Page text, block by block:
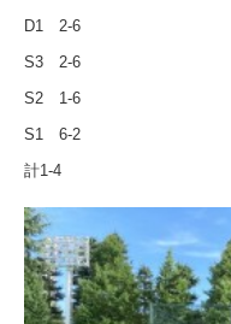
D1
2-6
S3
2-6
S2
1-6
S1
6-2
計1-4